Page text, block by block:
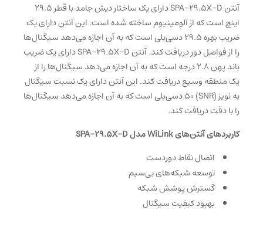
آنتن SPA-29.5X-D دارای یک ساختار دیش جامد با قطر 29.5
اینچ است که از آلومینیوم ساخته شده است. این آنتن دارای یک
ضریب بهره 29.5 دسی‌بلی است که به آن اجازه می‌دهد سیگنال‌ها
را از فواصل دور دریافت کند. آنتن SPA-29.5X-D دارای یک ضریب
باند پهن 2.8 درجه است که به آن اجازه می‌دهد سیگنال‌ها را از
یک منطقه وسیع دریافت کند. این آنتن دارای یک نسبت سیگنال
به نویز (SNR) 50 دسی‌بلی است که به آن اجازه می‌دهد سیگنال‌ها
را با دقت دریافت کند.
کاربردهای آنتن‌های WiLink مدل SPA-29.5X-D
اتصال نقاط دوردست
توسعه شبکه‌های بی‌سیم
گسترش پوشش شبکه
بهبود کیفیت سیگنال